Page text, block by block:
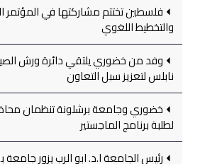
فلسطين تختتم مشاركتها في المؤتمر
والتخطيط اللغوي
وفد من خضوري يلتقي دائرة ورش
نابلس لتعزيز سبل التعاون
خضوري وجامعة برشلونة تنظمان
لطلبة برنامج الماجستير
رئيس الجامعة ا.د. ابو الرب يزور جامعة